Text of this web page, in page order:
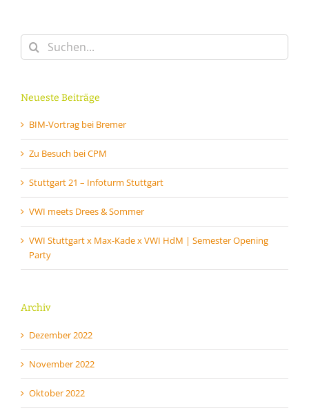
Suche
nach:
Neueste Beiträge
BIM-Vortrag bei Bremer
Zu Besuch bei CPM
Stuttgart 21 – Infoturm Stuttgart
VWI meets Drees & Sommer
VWI Stuttgart x Max-Kade x VWI HdM | Semester Opening
Party
Archiv
Dezember 2022
November 2022
Oktober 2022